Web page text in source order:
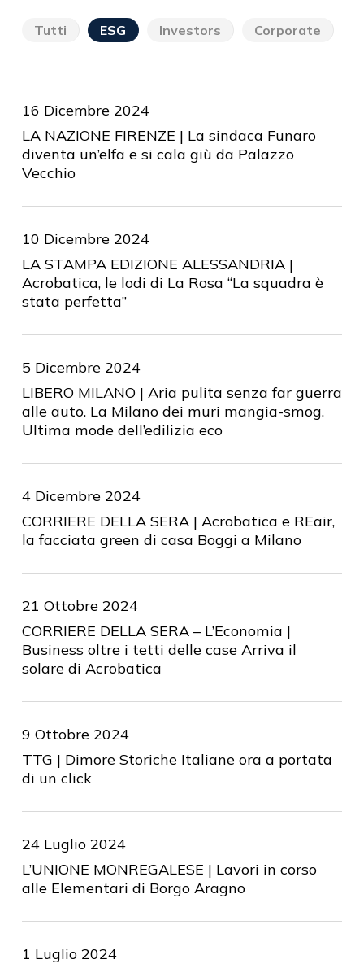
Tutti ESG Investors Corporate
16 Dicembre 2024
LA NAZIONE FIRENZE | La sindaca Funaro
diventa un’elfa e si cala giù da Palazzo
Vecchio
10 Dicembre 2024
LA STAMPA EDIZIONE ALESSANDRIA |
Acrobatica, le lodi di La Rosa “La squadra è
stata perfetta”
5 Dicembre 2024
LIBERO MILANO | Aria pulita senza far guerra
alle auto. La Milano dei muri mangia-smog.
Ultima mode dell’edilizia eco
4 Dicembre 2024
CORRIERE DELLA SERA | Acrobatica e REair,
la facciata green di casa Boggi a Milano
21 Ottobre 2024
CORRIERE DELLA SERA – L’Economia |
Business oltre i tetti delle case Arriva il
solare di Acrobatica
9 Ottobre 2024
TTG | Dimore Storiche Italiane ora a portata
di un click
24 Luglio 2024
L’UNIONE MONREGALESE | Lavori in corso
alle Elementari di Borgo Aragno
1 Luglio 2024